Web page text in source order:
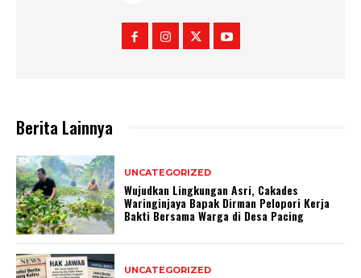
Berita Lainnya
UNCATEGORIZED
Wujudkan Lingkungan Asri, Cakades
Waringinjaya Bapak Dirman Pelopori Kerja
Bakti Bersama Warga di Desa Pacing
UNCATEGORIZED